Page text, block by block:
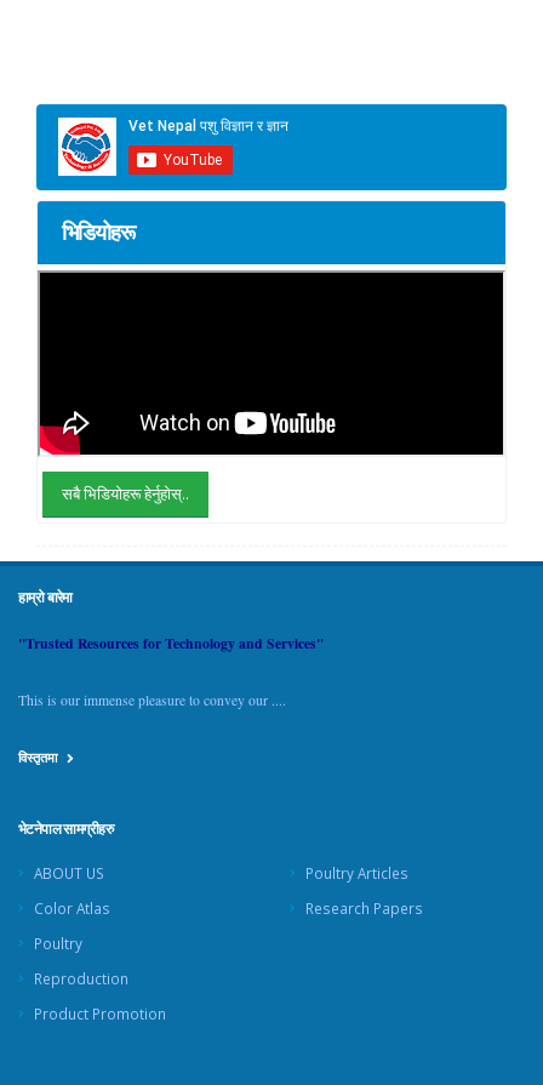
भिडियोहरू
सबै भिडियोहरू हेर्नुहोस्..
हाम्रो बारेमा
"Trusted Resources for Technology and Services"
This is our immense pleasure to convey our ....
विस्तृतमा
भेटनेपाल सामग्रीहरु
ABOUT US
Color Atlas
Poultry
Reproduction
Product Promotion
Poultry Articles
Research Papers